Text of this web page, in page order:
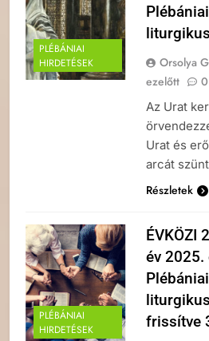
PLÉBÁNIAI
HIRDETÉSEK
Orsolya
ezelőtt
0
Az Urat
Urat és
arcát
Részletek
PLÉBÁNIAI
HIRDETÉSEK
ÉVKÖZI
év 2025.
frissítve